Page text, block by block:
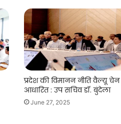
प्रदेश की विमानन नीति वैल्यू चेन
आधारित : उप सचिव डॉ. बुंदेला
June 27, 2025